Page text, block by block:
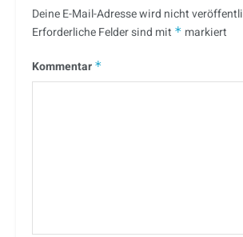
Deine E-Mail-Adresse wird nicht
Erforderliche Felder sind mit * markiert
Kommentar *